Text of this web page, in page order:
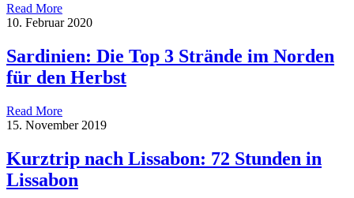
Read More
10. Februar 2020
Sardinien: Die Top 3 Strände im Norden
für den Herbst
Read More
15. November 2019
Kurztrip nach Lissabon: 72 Stunden in
Lissabon